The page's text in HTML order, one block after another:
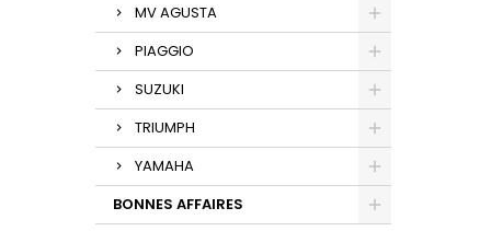
MV AGUSTA
PIAGGIO
SUZUKI
TRIUMPH
YAMAHA
BONNES AFFAIRES